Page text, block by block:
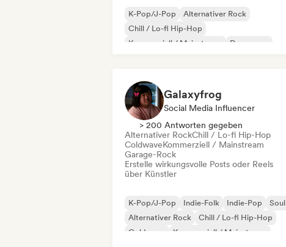
K-Pop/J-Pop
Alternativer Rock
Chill / Lo-fi Hip-Hop
Kommerziell / Mainstream
Dance pop
Galaxyfrog
Social Media Influencer
> 200 Antworten gegeben
Alternativer RockChill / Lo-fi Hip-Hop
ColdwaveKommerziell / Mainstream
Garage-Rock
Erstelle wirkungsvolle Posts oder Reels
über Künstler
K-Pop/J-Pop Indie-Folk Indie-Pop
Soul
Alternativer Rock
Chill / Lo-fi Hip-Hop
Coldwave
Kommerziell / Mainstream